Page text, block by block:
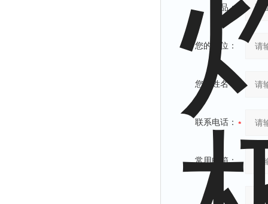
产品：
您的单位：
您的姓名：
联系电话：
常用邮箱：
省份：